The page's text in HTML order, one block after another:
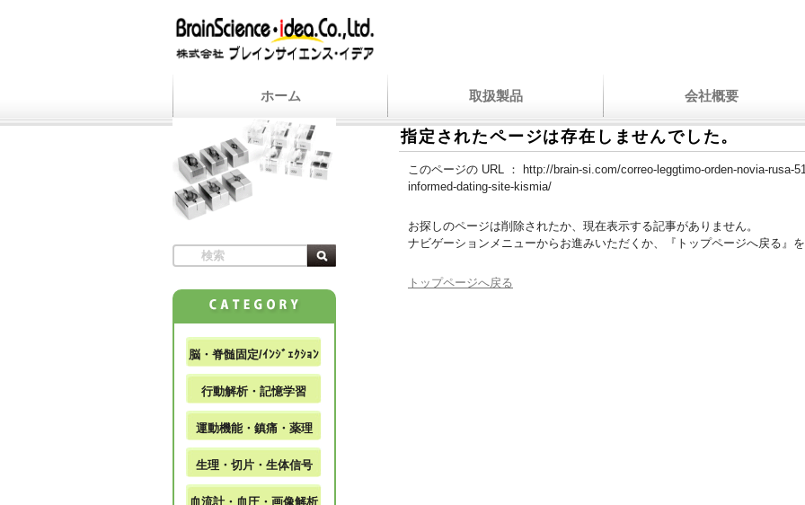
ホーム 取扱製品 会社概要
指定されたページは存在しませんでした。
このページの URL ：
http://brain-si.com/correo-leggtimo-orden-novia-rusa-
informed-dating-site-kismia/
お探しのページは削除されたか、現在表示する記事がありません。
ナビゲーションメニューからお進みいただくか、『トップページへ戻る』を
トップページへ戻る
脳・脊髄固定/ｲﾝｼﾞｪｸｼｮﾝ
行動解析・記憶学習
運動機能・鎮痛・薬理
生理・切片・生体信号
血流計・血圧・画像解析